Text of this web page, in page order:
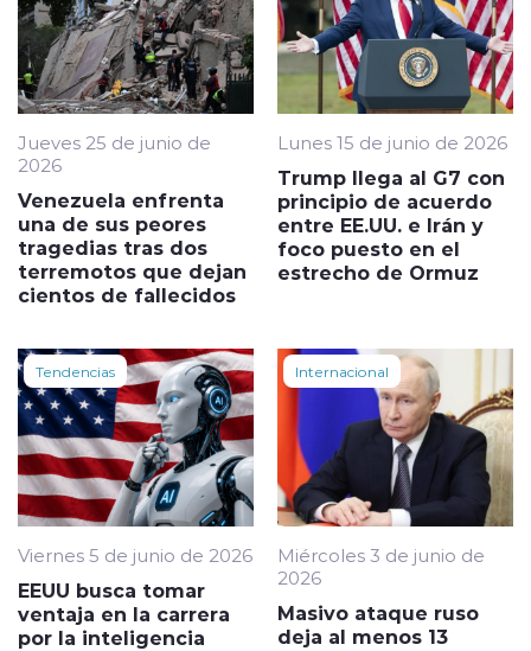
Jueves 25 de junio de
2026
Venezuela enfrenta
una de sus peores
tragedias tras dos
terremotos que dejan
cientos de fallecidos
Lunes 15 de junio de 2026
Trump llega al G7 con
principio de acuerdo
entre EE.UU. e Irán y
foco puesto en el
estrecho de Ormuz
Tendencias
Viernes 5 de junio de 2026
EEUU busca tomar
ventaja en la carrera
por la inteligencia
Internacional
Miércoles 3 de junio de
2026
Masivo ataque ruso
deja al menos 13